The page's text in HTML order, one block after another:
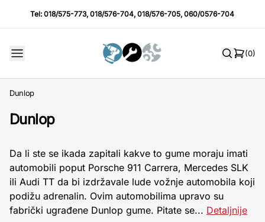
Tel:018/575-773,018/576-704,018/576-705,060/0576-704
(0)
Dunlop
Dunlop
Da li ste se ikada zapitali kakve to gume moraju imati
automobili poput Porsche 911 Carrera, Mercedes SLK
ili Audi TT da bi izdržavale lude vožnje automobila koji
podižu adrenalin. Ovim automobilima upravo su
fabrički ugrađene Dunlop gume. Pitate se... Detaljnije